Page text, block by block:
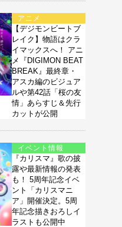
アニメ
【デジモンビートブ
レイク】物語はクラ
イマックスへ！ アニ
メ『DIGIMON BEAT
BREAK』最終章・
アスカ編のビジュア
ルや第42話「桜の友
情」あらすじ＆先行
カットが公開
イベント情報
『カリスマ』歌の披
露や最新情報の発表
も！ 5周年記念イベ
ント「カリスマニ
ア」開催決定。5周
年記念描きおろしイ
ラストも公開中